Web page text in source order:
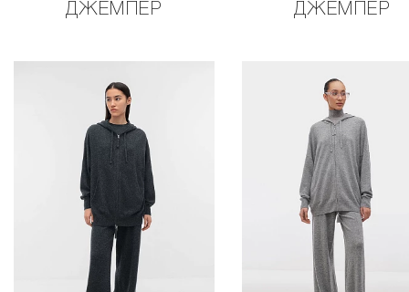
ДЖЕМПЕР
ДЖЕМПЕР